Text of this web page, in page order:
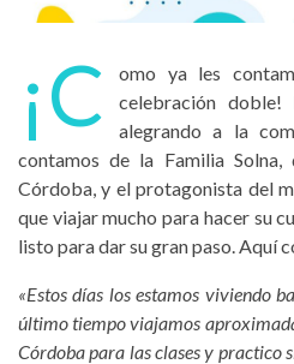
¡C
omo ya les
celebración
alegrando a la
contamos de la Familia
Córdoba, y el protagonista del
que viajar mucho para hacer su
listo para dar su gran paso. Aquí
«Estos días los estamos viviendo
último tiempo viajamos
Córdoba para las clases y practico